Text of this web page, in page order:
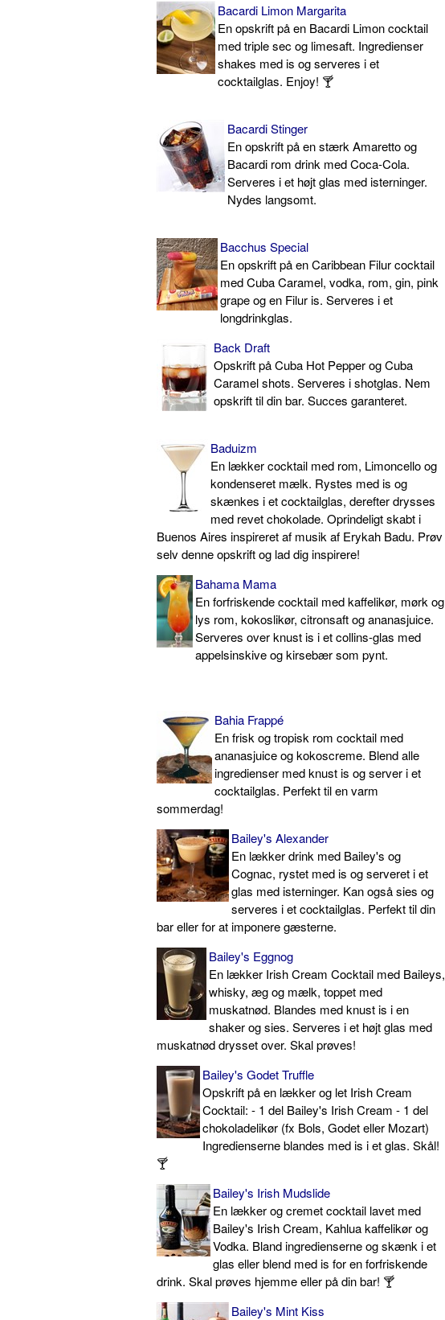
Bacardi Limon Margarita
En opskrift på en Bacardi Limon cocktail
med triple sec og limesaft. Ingredienser
shakes med is og serveres i et
cocktailglas. Enjoy! 🍸
Bacardi Stinger
En opskrift på en stærk Amaretto og
Bacardi rom drink med Coca-Cola.
Serveres i et højt glas med isterninger.
Nydes langsomt.
Bacchus Special
En opskrift på en Caribbean Filur cocktail
med Cuba Caramel, vodka, rom, gin, pink
grape og en Filur is. Serveres i et
longdrinkglas.
Back Draft
Opskrift på Cuba Hot Pepper og Cuba
Caramel shots. Serveres i shotglas. Nem
opskrift til din bar. Succes garanteret.
Baduizm
En lækker cocktail med rom, Limoncello og
kondenseret mælk. Rystes med is og
skænkes i et cocktailglas, derefter drysses
med revet chokolade. Oprindeligt skabt i
Buenos Aires inspireret af musik af Erykah Badu. Prøv
selv denne opskrift og lad dig inspirere!
Bahama Mama
En forfriskende cocktail med kaffelikør, mørk og
lys rom, kokoslikør, citronsaft og ananasjuice.
Serveres over knust is i et collins-glas med
appelsinskive og kirsebær som pynt.
Bahia Frappé
En frisk og tropisk rom cocktail med
ananasjuice og kokoscreme. Blend alle
ingredienser med knust is og server i et
cocktailglas. Perfekt til en varm
sommerdag!
Bailey's Alexander
En lækker drink med Bailey's og
Cognac, rystet med is og serveret i et
glas med isterninger. Kan også sies og
serveres i et cocktailglas. Perfekt til din
bar eller for at imponere gæsterne.
Bailey's Eggnog
En lækker Irish Cream Cocktail med Baileys,
whisky, æg og mælk, toppet med
muskatnød. Blandes med knust is i en
shaker og sies. Serveres i et højt glas med
muskatnød drysset over. Skal prøves!
Bailey's Godet Truffle
Opskrift på en lækker og let Irish Cream
Cocktail: - 1 del Bailey's Irish Cream - 1 del
chokoladelikør (fx Bols, Godet eller Mozart)
Ingredienserne blandes med is i et glas. Skål!
🍸
Bailey's Irish Mudslide
En lækker og cremet cocktail lavet med
Bailey's Irish Cream, Kahlua kaffelikør og
Vodka. Bland ingredienserne og skænk i et
glas eller blend med is for en forfriskende
drink. Skal prøves hjemme eller på din bar! 🍸
Bailey's Mint Kiss